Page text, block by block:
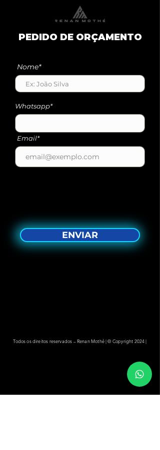
PEDIDO DE ORÇAMENTO
Nome*
Whatsapp*
Email*
ENVIAR
Todos os direitos reservados – Renan Mothé | © Copyright 2024 |